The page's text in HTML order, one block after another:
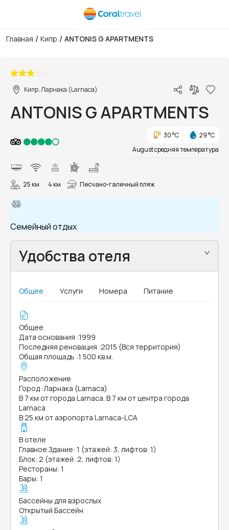
Главная / Кипр / ANTONIS G APARTMENTS
Кипр, Ларнака (Larnaca)
ANTONIS G APARTMENTS
30 °C
29 °C
August средняя температура
25 км 4 км Песчано-галечный пляж
Семейный отдых
Удобства отеля
Общее Услуги Номера Питание
Общее
Дата основания :1999
Последняя реновация :2015 (Вся территория)
Общая площадь :1 500 кв.м.
Расположение
Город :Ларнака (Larnaca)
В 7 км от города Larnaca. В 7 км от центра города
Larnaca
В 25 км от аэропорта Larnaca-LCA
В отеле
Главное Здание: 1 (этажей: 3, лифтов: 1)
Блок: 2 (этажей: 2, лифтов: 1)
Рестораны: 1
Бары: 1
Бассейны для взрослых
Открытый Бассейн